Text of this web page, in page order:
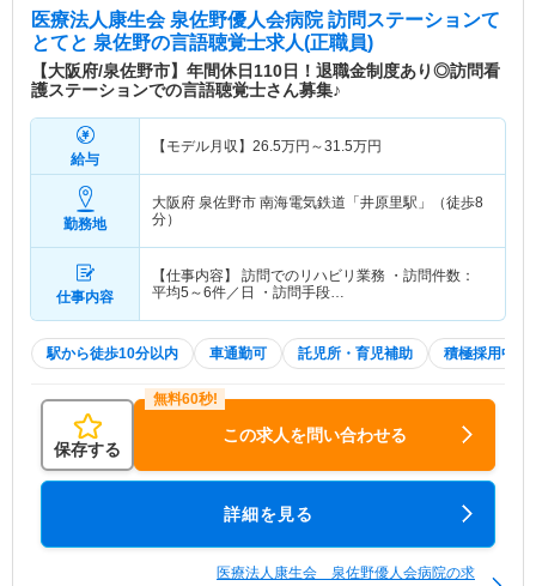
医療法人康生会 泉佐野優人会病院 訪問ステーションて
とてと 泉佐野の言語聴覚士求人(正職員)
【大阪府/泉佐野市】年間休日110日！退職金制度あり◎訪問看
護ステーションでの言語聴覚士さん募集♪
給与
【モデル月収】 26.5万円～31.5万円
勤務地
大阪府 泉佐野市 南海電気鉄道「井原里駅」（徒歩8
分）
仕事内容
【仕事内容】 訪問でのリハビリ業務 ・訪問件数：
平均5～6件／日 ・訪問手段…
駅から徒歩10分以内 車通勤可 託児所・育児補助 積極採用中
保存する
この求人を問い合わせる
詳細を見る
医療法人康生会 泉佐野優人会病院の求